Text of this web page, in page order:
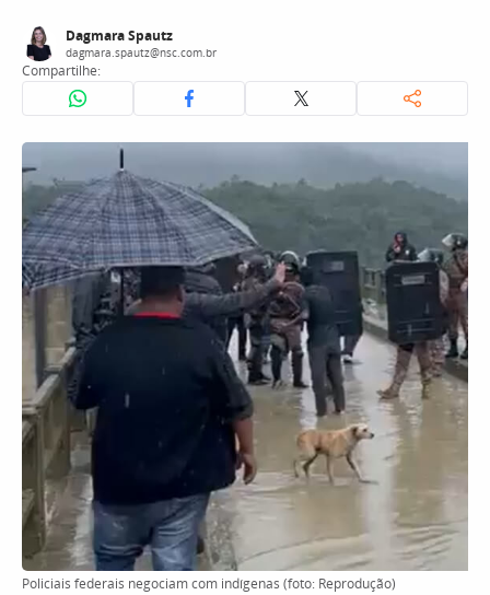
Dagmara Spautz
dagmara.spautz@nsc.com.br
Compartilhe:
Policiais federais negociam com indígenas (foto: Reprodução)